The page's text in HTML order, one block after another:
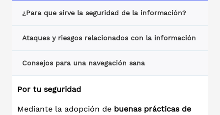
Por tu seguridad
Mediante la adopción de buenas prácticas de
¿Para que sirve la seguridad de la información?
Ataques y riesgos relacionados con la información
Consejos para una navegación sana